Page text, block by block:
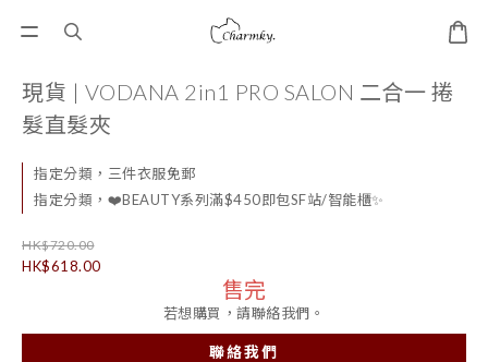
現貨 | VODANA 2in1 PRO SALON 二合一 捲
髮直髮夾
指定分類，三件衣服免郵
指定分類，❤️BEAUTY系列滿$450即包SF站/智能櫃✨
HK$720.00
HK$618.00
售完
若想購買，請聯絡我們。
聯絡我們